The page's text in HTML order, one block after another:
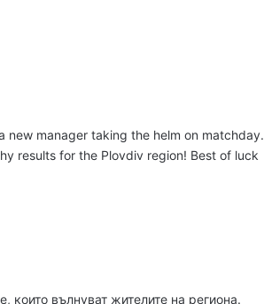
„Sharenting“ или как с една снимка от плажа излагаме детето си на риск
new manager taking the helm on matchday.
results for the Plovdiv region! Best of luck
които вълнуват жителите на региона.